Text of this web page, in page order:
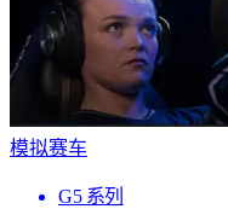
模拟赛车
G5 系列